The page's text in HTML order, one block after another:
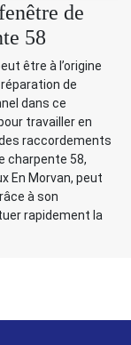
de
58
être à l’origine
de
dans ce
travailler en
raccordements
charpente 58,
En Morvan, peut
à son
rapidement la